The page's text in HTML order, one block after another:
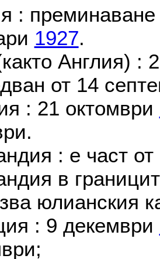
:
1927.
Англия) :
от 14
: 21 октомври
: е част
в
юлианския
: 9 декември